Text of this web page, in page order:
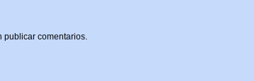
publicar comentarios.